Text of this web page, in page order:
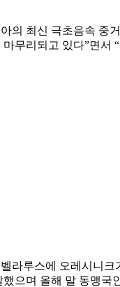
의 최신 극초음속 중
무리되고 있다”면서
라루스에 오레시니
으며 올해 말 동맹